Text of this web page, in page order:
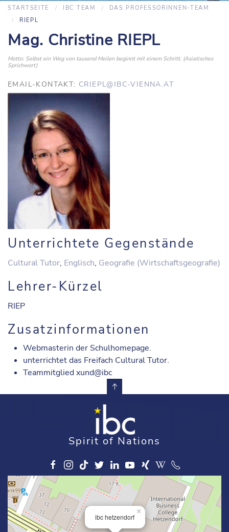
STARTSEITE IBC TEAM
DAS PROFESSORINNEN-TEAM
RIEPL
Mag. Christine RIEPL
Motto: Selbst ein Weg von tausend Meilen beginnt mit einem Schritt. (Asiatisches
Sprichwort)
EMAIL-KONTAKT: CRIEPL@IBC-VIENNA.AT
Unterrichtete Gegenstände
Cultural Tutor, Englisch, Geografie (Wirtschaftsgeografie)
Lehrer-Kürzel
RIEP
Zusatzinformationen
Webmasterin der Schulhomepage.
unterrichtet das Freifach Cultural Tutor.
Teammitglied xund@ibc
Spirit of Nations
ibc hetzendorf
×